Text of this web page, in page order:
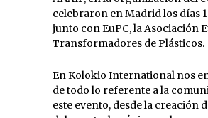
celebraron en Madrid los días
junto con EuPC, la Asociación
Transformadores de Plásticos.
En Kolokio International nos
de todo lo referente a la
este evento, desde la creación